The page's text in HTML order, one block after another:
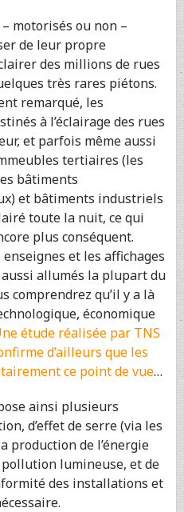
motorisés ou non –
de leur propre
des millions de rues
très rares piétons.
remarqué, les
à l’éclairage des rues
et parfois même aussi
tertiaires (les
bâtiments
et bâtiments industriels
toute la nuit, ce qui
plus conséquent.
et les affichages
allumés la plupart du
comprendrez qu’il y a là
économique
étude réalisée par TNS
d’ailleurs que les
ce point de vue…
ainsi plusieurs
d’effet de serre (via les
production de l’énergie
lumineuse, et de
des installations et